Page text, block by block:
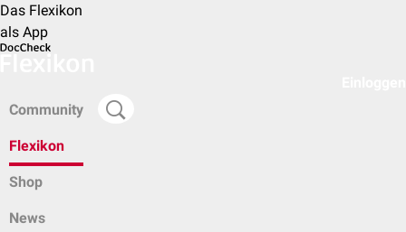
Das Flexikon
als App
Community
Flexikon
Shop
News